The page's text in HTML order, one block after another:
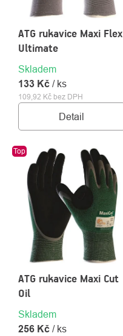
ATG rukavice Maxi Flex
Ultimate
Skladem
109,92 Kč bez DPH
133 Kč / ks
Detail
Top
ATG rukavice Maxi Cut
Oil
Skladem
256 Kč / ks